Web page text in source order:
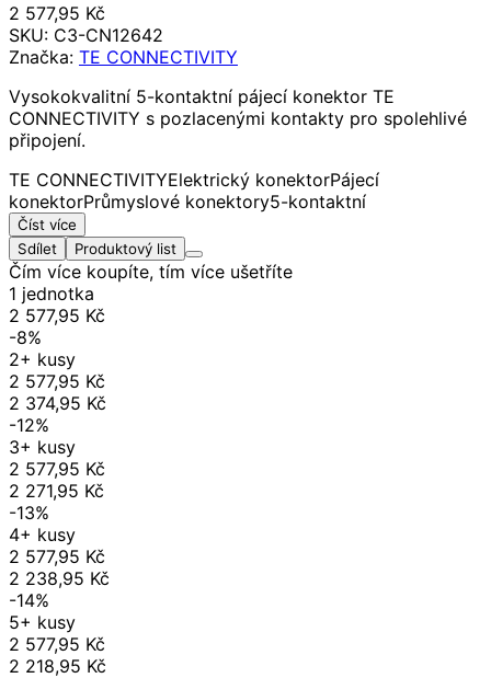
2 577,95 Kč
SKU: C3-CN12642
Značka: TE CONNECTIVITY
Vysokokvalitní 5-kontaktní pájecí konektor TE
CONNECTIVITY s pozlacenými kontakty pro spolehlivé
připojení.
TE CONNECTIVITYElektrický konektorPájecí
konektorPrůmyslové konektory5-kontaktní
Číst více
Sdílet
Produktový list
Čím více koupíte, tím více ušetříte
1 jednotka
2 577,95 Kč
-8%
2+ kusy
2 577,95 Kč
2 374,95 Kč
-12%
3+ kusy
2 577,95 Kč
2 271,95 Kč
-13%
4+ kusy
2 577,95 Kč
2 238,95 Kč
-14%
5+ kusy
2 577,95 Kč
2 218,95 Kč